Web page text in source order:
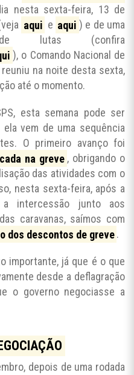
nesta sexta-feira, 13 de
aqui e aqui ) e de uma
lutas (confira
), o Comando Nacional de
reuniu na noite desta sexta,
até o momento.
esta semana pode ser
vem de uma sequência
O primeiro avanço foi
na greve , obrigando o
das atividades com o
nesta sexta-feira, após a
a intercessão junto aos
caravanas, saímos com
dos descontos de greve .
importante, já que é o que
desde a deflagração
o governo negociasse a
depois de uma rodada